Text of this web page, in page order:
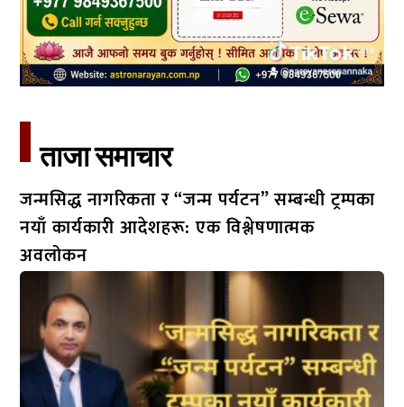
ताजा समाचार​
जन्मसिद्ध नागरिकता र “जन्म पर्यटन” सम्बन्धी ट्रम्पका
नयाँ कार्यकारी आदेशहरू: एक विश्लेषणात्मक
अवलोकन